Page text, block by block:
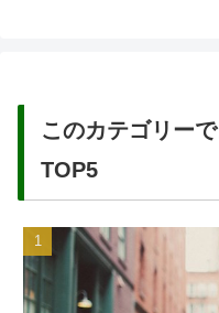
このカテゴリー
TOP5